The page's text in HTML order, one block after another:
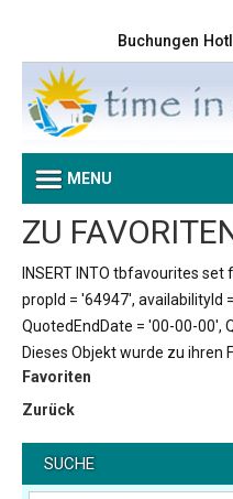
Buchungen
MENU
ZU
INSERT INTO tbfavourites
propId = '64947', availabilityId
QuotedEndDate = '00-00-00',
Dieses Objekt wurde zu ihren
Favoriten
Zurück
SUCHE